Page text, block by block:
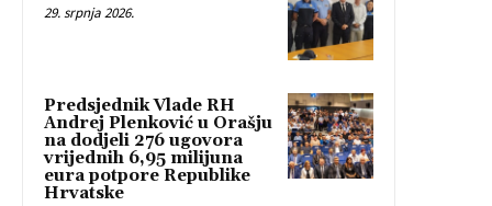
29. srpnja 2026.
Predsjednik Vlade RH
Andrej Plenković u Orašju
na dodjeli 276 ugovora
vrijednih 6,95 milijuna
eura potpore Republike
Hrvatske